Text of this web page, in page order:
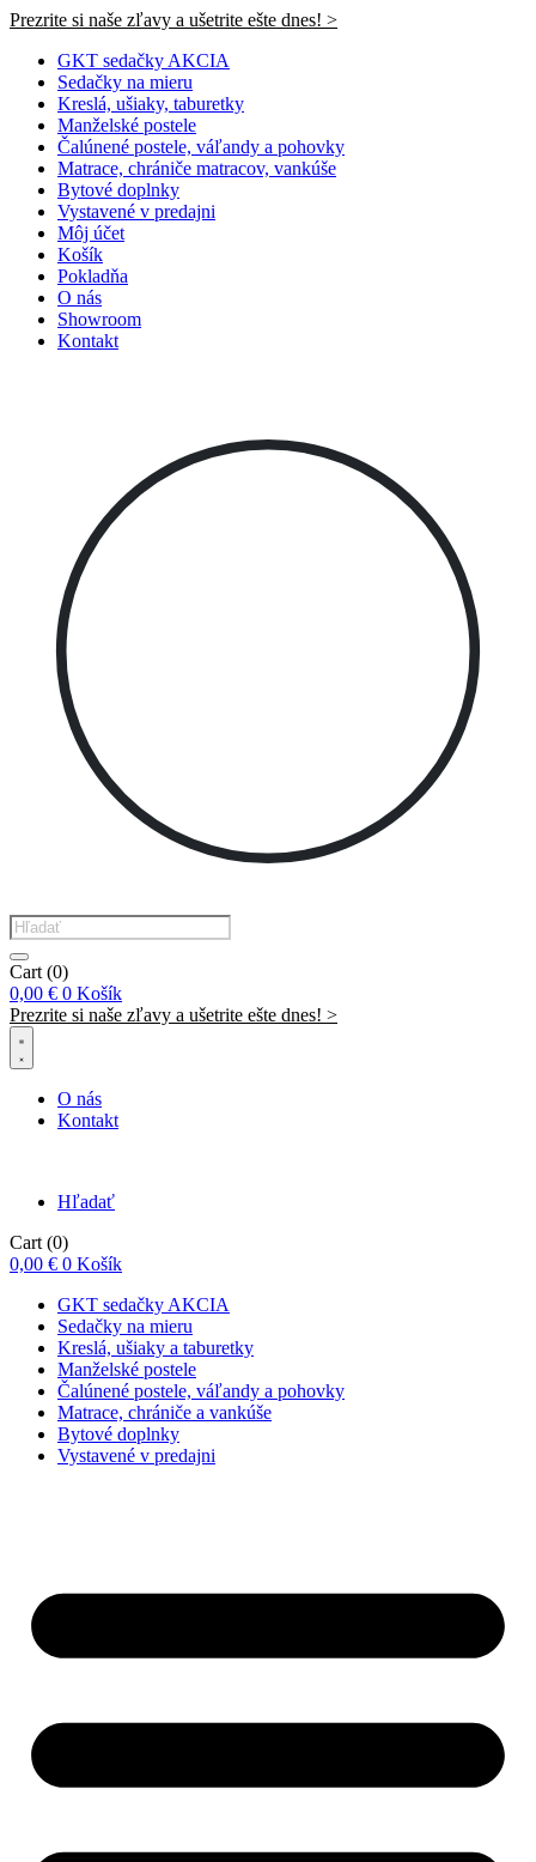
Prezrite si naše zľavy a ušetrite ešte dnes! >​
GKT sedačky AKCIA
Sedačky na mieru
Kreslá, ušiaky, taburetky
Manželské postele
Čalúnené postele, váľandy a pohovky
Matrace, chrániče matracov, vankúše
Bytové doplnky
Vystavené v predajni
Môj účet
Košík
Pokladňa
O nás
Showroom
Kontakt
Products
search
Cart (0)
0,00 € 0 Košík
Prezrite si naše zľavy a ušetrite ešte dnes! >​
O nás
Kontakt
Hľadať
Cart (0)
0,00 € 0 Košík
GKT sedačky AKCIA
Sedačky na mieru
Kreslá, ušiaky a taburetky
Manželské postele
Čalúnené postele, váľandy a pohovky
Matrace, chrániče a vankúše
Bytové doplnky
Vystavené v predajni